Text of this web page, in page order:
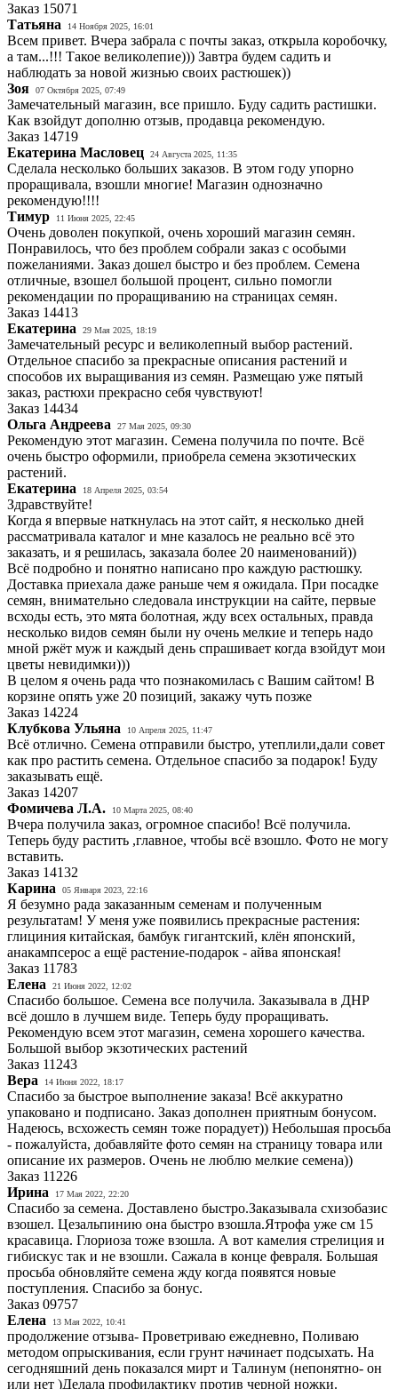
Заказ 15071
Татьяна
14 Ноября 2025, 16:01
Всем привет. Вчера забрала с почты заказ, открыла коробочку,
а там...!!! Такое великолепие))) Завтра будем садить и
наблюдать за новой жизнью своих растюшек))
Зоя
07 Октября 2025, 07:49
Замечательный магазин, все пришло. Буду садить растишки.
Как взойдут дополню отзыв, продавца рекомендую.
Заказ 14719
Екатерина Масловец
24 Августа 2025, 11:35
Сделала несколько больших заказов. В этом году упорно
проращивала, взошли многие! Магазин однозначно
рекомендую!!!!
Тимур
11 Июня 2025, 22:45
Очень доволен покупкой, очень хороший магазин семян.
Понравилось, что без проблем собрали заказ с особыми
пожеланиями. Заказ дошел быстро и без проблем. Семена
отличные, взошел большой процент, сильно помогли
рекомендации по проращиванию на страницах семян.
Заказ 14413
Екатерина
29 Мая 2025, 18:19
Замечательный ресурс и великолепный выбор растений.
Отдельное спасибо за прекрасные описания растений и
способов их выращивания из семян. Размещаю уже пятый
заказ, растюхи прекрасно себя чувствуют!
Заказ 14434
Ольга Андреева
27 Мая 2025, 09:30
Рекомендую этот магазин. Семена получила по почте. Всё
очень быстро оформили, приобрела семена экзотических
растений.
Екатерина
18 Апреля 2025, 03:54
Здравствуйте!
Когда я впервые наткнулась на этот сайт, я несколько дней
рассматривала каталог и мне казалось не реально всё это
заказать, и я решилась, заказала более 20 наименований))
Всё подробно и понятно написано про каждую растюшку.
Доставка приехала даже раньше чем я ожидала. При посадке
семян, внимательно следовала инструкции на сайте, первые
всходы есть, это мята болотная, жду всех остальных, правда
несколько видов семян были ну очень мелкие и теперь надо
мной ржёт муж и каждый день спрашивает когда взойдут мои
цветы невидимки)))
В целом я очень рада что познакомилась с Вашим сайтом! В
корзине опять уже 20 позиций, закажу чуть позже
Заказ 14224
Клубкова Ульяна
10 Апреля 2025, 11:47
Всё отлично. Семена отправили быстро, утеплили,дали совет
как про растить семена. Отдельное спасибо за подарок! Буду
заказывать ещё.
Заказ 14207
Фомичева Л.А.
10 Марта 2025, 08:40
Вчера получила заказ, огромное спасибо! Всё получила.
Теперь буду растить ,главное, чтобы всё взошло. Фото не могу
вставить.
Заказ 14132
Карина
05 Января 2023, 22:16
Я безумно рада заказанным семенам и полученным
результатам! У меня уже появились прекрасные растения:
глициния китайская, бамбук гигантский, клён японский,
анакампсерос а ещё растение-подарок - айва японская!
Заказ 11783
Елена
21 Июня 2022, 12:02
Спасибо большое. Семена все получила. Заказывала в ДНР
всё дошло в лучшем виде. Теперь буду проращивать.
Рекомендую всем этот магазин, семена хорошего качества.
Большой выбор экзотических растений
Заказ 11243
Вера
14 Июня 2022, 18:17
Спасибо за быстрое выполнение заказа! Всё аккуратно
упаковано и подписано. Заказ дополнен приятным бонусом.
Надеюсь, всхожесть семян тоже порадует)) Небольшая просьба
- пожалуйста, добавляйте фото семян на страницу товара или
описание их размеров. Очень не люблю мелкие семена))
Заказ 11226
Ирина
17 Мая 2022, 22:20
Спасибо за семена. Доставлено быстро.Заказывала схизобазис
взошел. Цезальпинию она быстро взошла.Ятрофа уже см 15
красавица. Глориоза тоже взошла. А вот камелия стрелиция и
гибискус так и не взошли. Сажала в конце февраля. Большая
просьба обновляйте семена жду когда появятся новые
поступления. Спасибо за бонус.
Заказ 09757
Елена
13 Мая 2022, 10:41
продолжение отзыва- Проветриваю ежедневно, Поливаю
методом опрыскивания, если грунт начинает подсыхать. На
сегодняшний день показался мирт и Талинум (непонятно- он
или нет )Делала профилактику против черной ножки.